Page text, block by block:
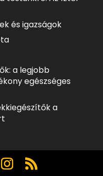
és igazságok
a legjobb
egészséges
a